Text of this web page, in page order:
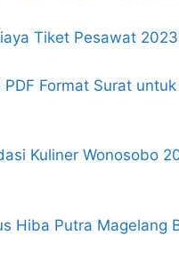
Tiket Pesawat 2023
Format Surat
Kuliner Wonosobo
Hiba Putra Magelang